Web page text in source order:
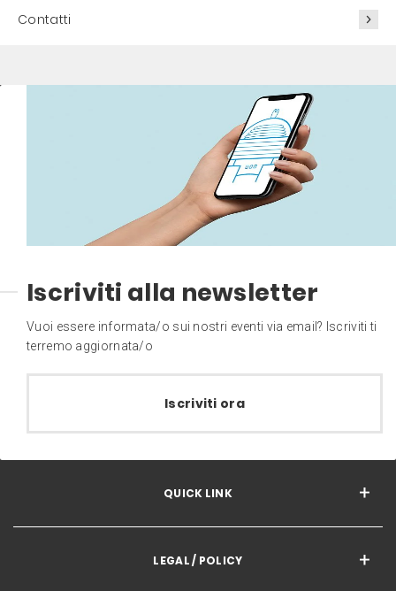
Contatti
Iscriviti alla newsletter
Vuoi essere informata/o sui nostri eventi via email? Iscriviti ti
terremo aggiornata/o
Iscriviti ora
QUICK LINK
LEGAL / POLICY